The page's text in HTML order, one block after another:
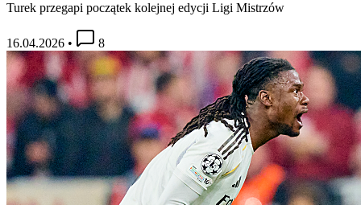
Turek przegapi początek kolejnej edycji Ligi Mistrzów
16.04.2026 • 8